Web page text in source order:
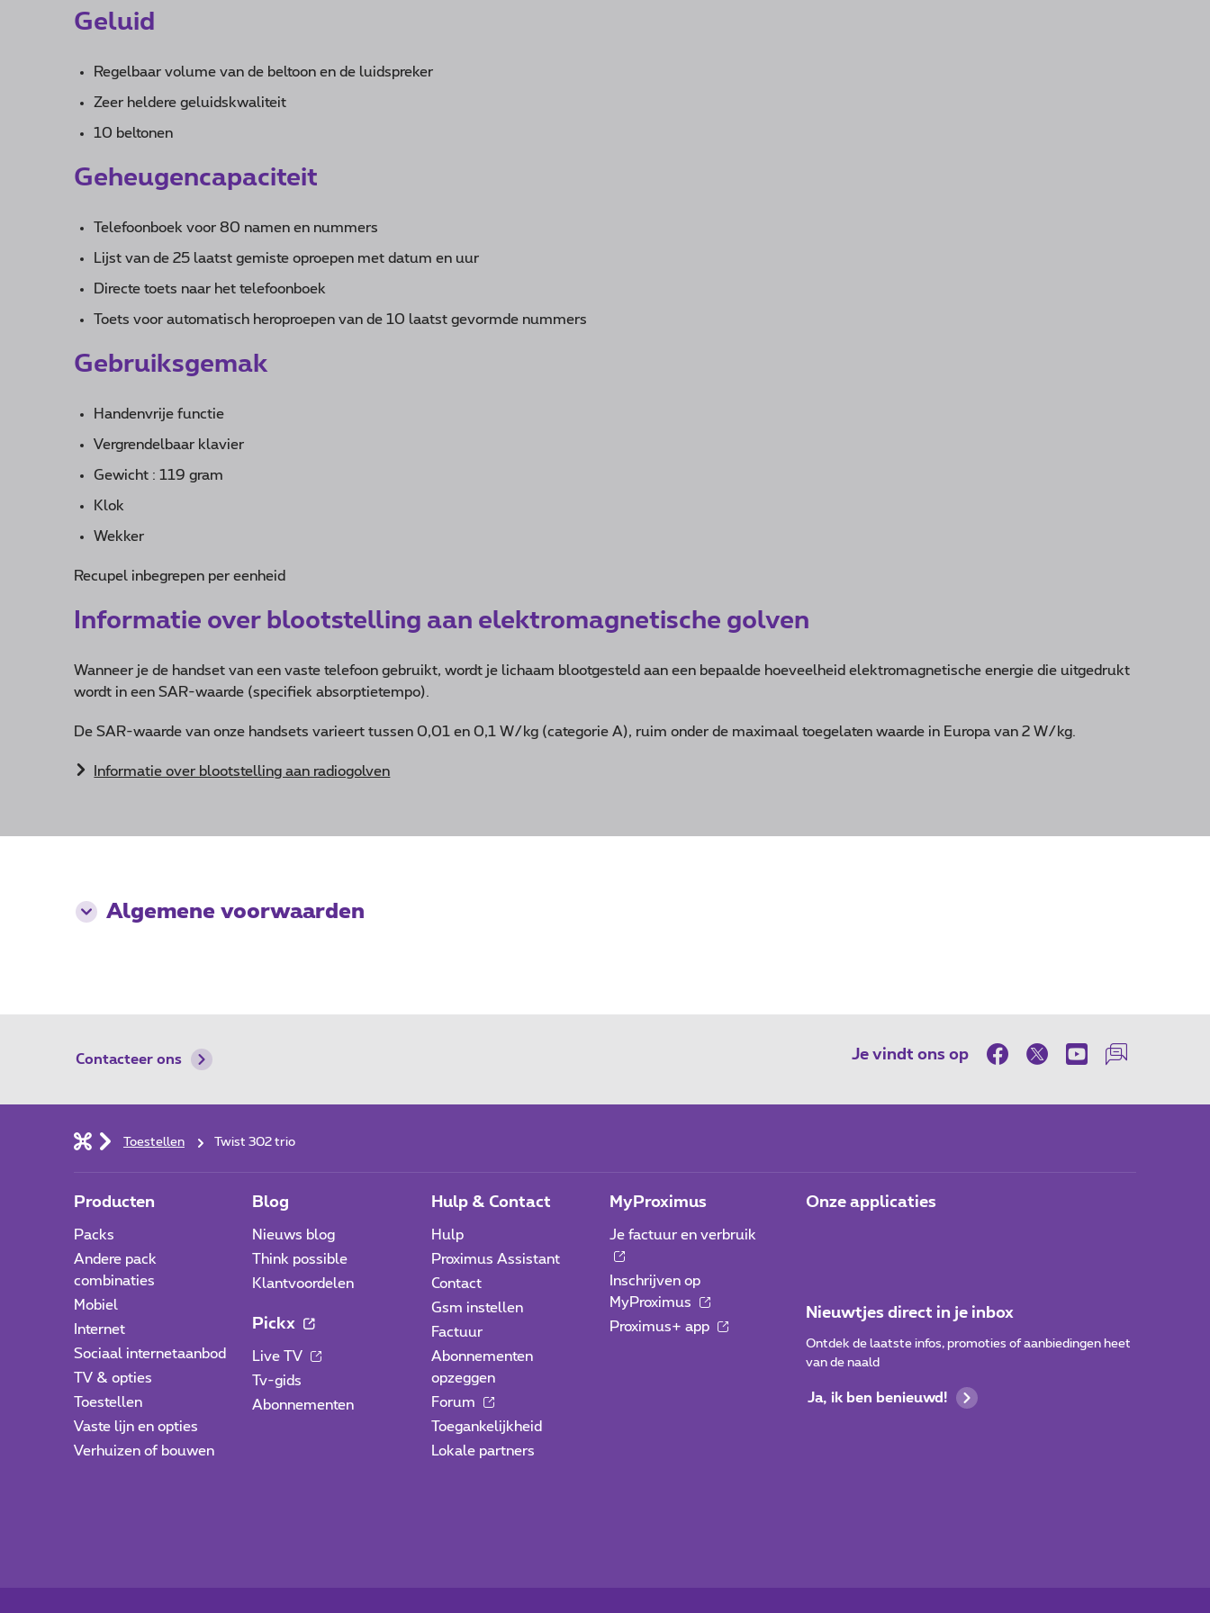
Geluid
Regelbaar volume van de beltoon en de luidspreker
Zeer heldere geluidskwaliteit
10 beltonen
Geheugencapaciteit
Telefoonboek voor 80 namen en nummers
Lijst van de 25 laatst gemiste oproepen met datum en uur
Directe toets naar het telefoonboek
Toets voor automatisch heroproepen van de 10 laatst gevormde nummers
Gebruiksgemak
Handenvrije functie
Vergrendelbaar klavier
Gewicht : 119 gram
Klok
Wekker
Recupel inbegrepen per eenheid
Informatie over blootstelling aan elektromagnetische golven
Wanneer je de handset van een vaste telefoon gebruikt, wordt je lichaam blootgesteld aan een bepaalde hoeveelheid elektromagnetische energie die uitgedrukt
wordt in een SAR-waarde (specifiek absorptietempo).
De SAR-waarde van onze handsets varieert tussen 0,01 en 0,1 W/kg (categorie A), ruim onder de maximaal toegelaten waarde in Europa van 2 W/kg.
Informatie over blootstelling aan radiogolven
​Algemene voorwaarden
Contacteer ons Je vindt ons op
Toestellen Twist 302 trio
Producten
Packs
Andere pack
combinaties
Mobiel
Internet
Sociaal internetaanbod
TV & opties
Toestellen
Vaste lijn en opties
Verhuizen of bouwen
Blog
Nieuws blog
Think possible
Klantvoordelen
Pickx
Live TV
Tv-gids
Abonnementen
Hulp & Contact
Hulp
Proximus Assistant
Contact
Gsm instellen
Factuur
Abonnementen
opzeggen
Forum
Toegankelijkheid
Lokale partners
MyProximus
Je factuur en verbruik
Inschrijven op
MyProximus
Proximus+ app
Onze applicaties
Nieuwtjes direct in je inbox
Ontdek de laatste infos, promoties of aanbiedingen heet
van de naald
Ja, ik ben benieuwd!